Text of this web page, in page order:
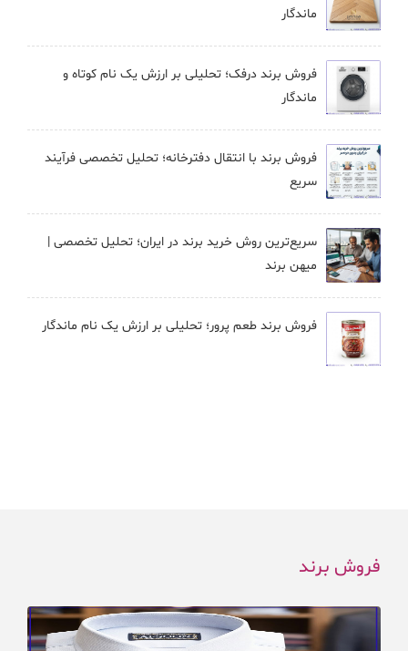
ماندگار
فروش برند درفک؛ تحلیلی بر ارزش یک نام کوتاه و
ماندگار
فروش برند با انتقال دفترخانه؛ تحلیل تخصصی فرآیند
سریع
سریع‌ترین روش خرید برند در ایران؛ تحلیل تخصصی |
میهن برند
فروش برند طعم پرور؛ تحلیلی بر ارزش یک نام ماندگار
فروش برند